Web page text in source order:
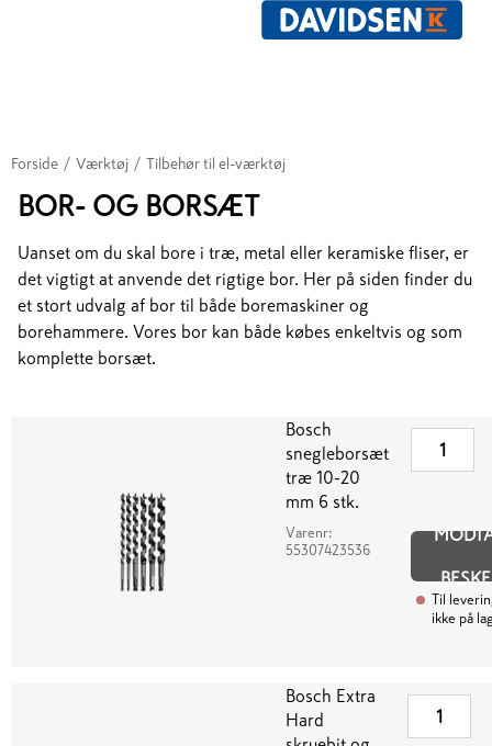
Forside / Værktøj / Tilbehør til el-værktøj
BOR- OG BORSÆT
Uanset om du skal bore i træ, metal eller keramiske fliser, er
det vigtigt at anvende det rigtige bor. Her på siden finder du
et stort udvalg af bor til både boremaskiner og
borehammere. Vores bor kan både købes enkeltvis og som
komplette borsæt.
Bosch
snegleborsæt
træ 10-20
mm 6 stk.
Varenr:
55307423536
Til
ikke på
Bosch Extra
Hard